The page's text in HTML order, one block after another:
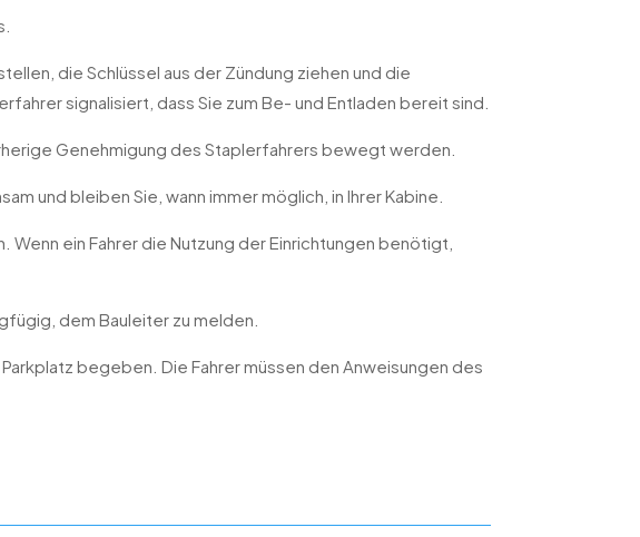
die Schlüssel aus der Zündung ziehen und die
signalisiert, dass Sie zum Be- und Entladen bereit sind.
Genehmigung des Staplerfahrers bewegt werden.
und bleiben Sie, wann immer möglich, in Ihrer Kabine.
ein Fahrer die Nutzung der Einrichtungen benötigt,
dem Bauleiter zu melden.
begeben. Die Fahrer müssen den Anweisungen des